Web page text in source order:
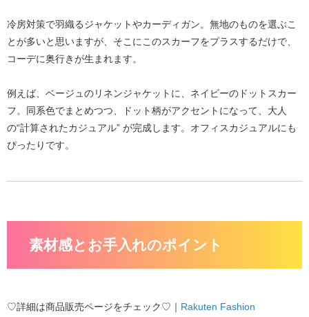
冷房対策で羽織るジャケットやカーディガン。無地のものを選ぶこ
とが多いと思いますが、そこにこのスカーフをプラスするだけで、
コーデに奥行きが生まれます。
例えば、ベージュのリネンジャケットに、ネイビーのドットスカー
フ。同系色でまとめつつ、ドット柄がアクセントになって、 大人
の“計算されたカジュアル” が完成します。オフィスカジュアルにも
ぴったりです。
素材感とお手入れのポイント
♡詳細は商品販売ページをチェック♡｜ Rakuten Fashion